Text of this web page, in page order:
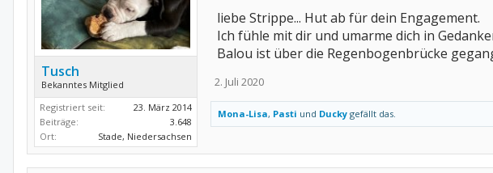
Tusch
Bekanntes Mitglied
Registriert seit:
23. März 2014
Beiträge:
3.648
Ort:
Stade, Niedersachsen
liebe Strippe... Hut ab für dein Engagement.
Ich fühle mit dir und umarme dich in
Balou ist über die Regenbogenbrücke
2. Juli 2020
Mona-Lisa, Pasti und Ducky gefällt das.